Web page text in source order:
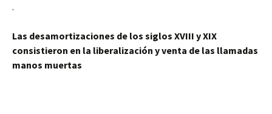
.
Las desamortizaciones de los siglos XVIII y XIX
consistieron en la liberalización y venta de las llamadas
manos muertas